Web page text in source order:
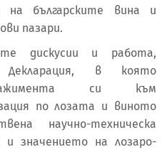
на българските вина и
пазари.
дискусии и работа,
в която
си към
по лозата и виното
научно-техническа
и значението на лозаро-